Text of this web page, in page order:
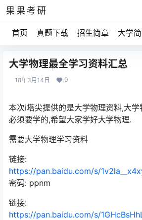
果果考研
首页 真题下载 招生简章 大学
大学物理最全学习资料汇总
18年3月14日 0
本次i塔尖提供的是大学物理资料,大
必须要学的,希望大家学好大学物理.
需要大学物理学习资料
链接:
https://pan.baidu.com/s/
密码: ppnm
链接:
https://pan.baidu.com/s/